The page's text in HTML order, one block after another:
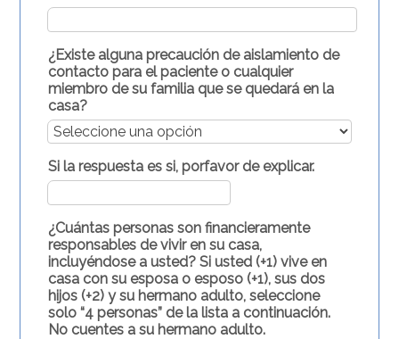
¿Existe alguna precaución de aislamiento de
contacto para el paciente o cualquier
miembro de su familia que se quedará en la
casa?
Si la respuesta es si, porfavor de explicar.
¿Cuántas personas son financieramente
responsables de vivir en su casa,
incluyéndose a usted? Si usted (+1) vive en
casa con su esposa o esposo (+1), sus dos
hijos (+2) y su hermano adulto, seleccione
solo “4 personas” de la lista a continuación.
No cuentes a su hermano adulto.